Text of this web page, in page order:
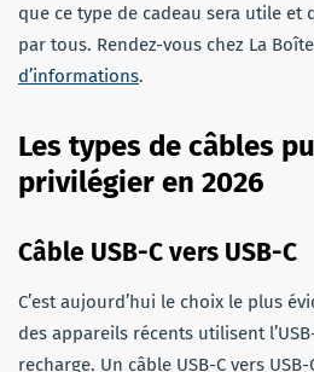
que ce type de cadeau sera utile et
par tous. Rendez-vous chez La
d’informations.
Les types de câbles
privilégier en 2026
Câble USB-C vers USB-C
C’est aujourd’hui le choix le plus
des appareils récents utilisent
recharge. Un câble USB-C vers